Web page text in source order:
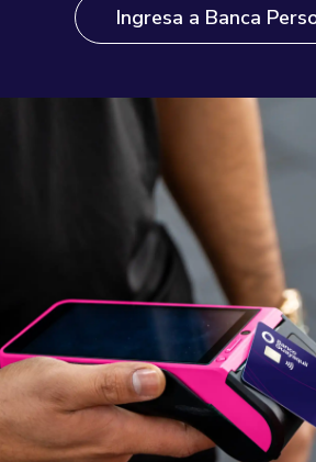
Ingresa a Banca